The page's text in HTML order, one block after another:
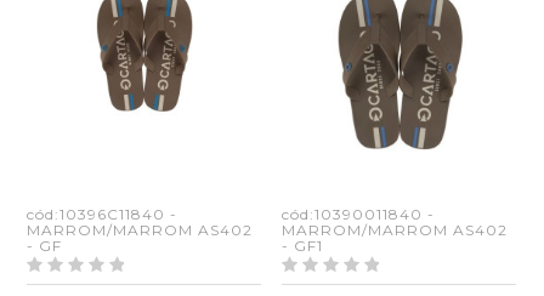
cód:10396C11840 -
MARROM/MARROM AS402
- GF
cód:10390011840 -
MARROM/MARROM AS402
- GF1